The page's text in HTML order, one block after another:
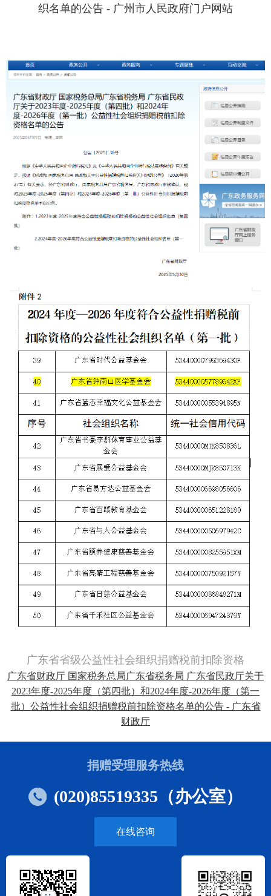
织名单的公告 - 广州市人民政府门户网站
广东省省级公益性社会组织捐赠税前扣除资格
广东省财政厅 国家税务总局广东省税务局 广东省民政厅关于
2023年度-2025年度（第四批）和2024年度-2026年度（第一
批）公益性社会组织捐赠税前扣除资格名单的公告 - 广东省
财政厅
捐赠受理服务热线
(020)85519335（办公室）
在线咨询